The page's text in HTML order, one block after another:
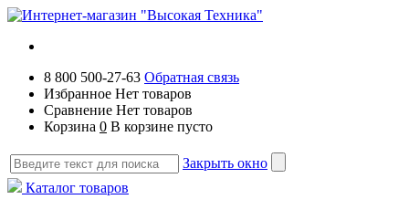
8 800 500-27-63 Обратная связь
Избранное Нет товаров
Сравнение Нет товаров
Корзина 0 В корзине пусто
Закрыть окно
Каталог товаров